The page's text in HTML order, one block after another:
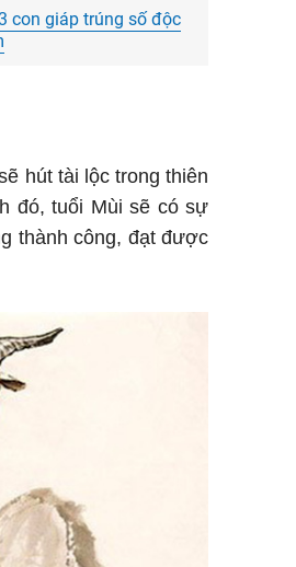
con giáp trúng số độc
hút tài lộc trong thiên
đó, tuổi Mùi sẽ có sự
thành công, đạt được